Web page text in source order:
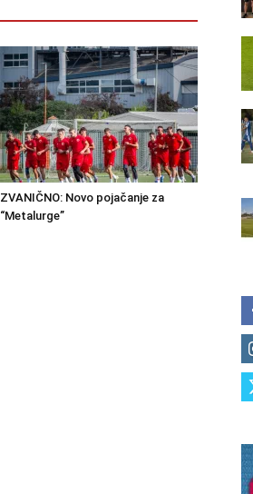
ZVANIČNO: Novo pojačanje za
“Metalurge”